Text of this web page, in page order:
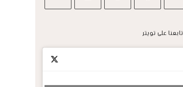
تابعنا على تويتر